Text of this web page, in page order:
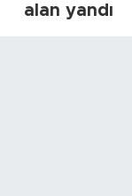
alan yandı